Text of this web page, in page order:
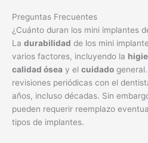
Preguntas Frecuentes
¿Cuánto duran los mini implantes
La durabilidad de los mini
varios factores, incluyendo la
calidad ósea y el cuidado
revisiones periódicas con el
años, incluso décadas. Sin
pueden requerir reemplazo
tipos de implantes.